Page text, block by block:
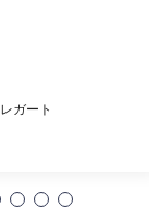
ガート